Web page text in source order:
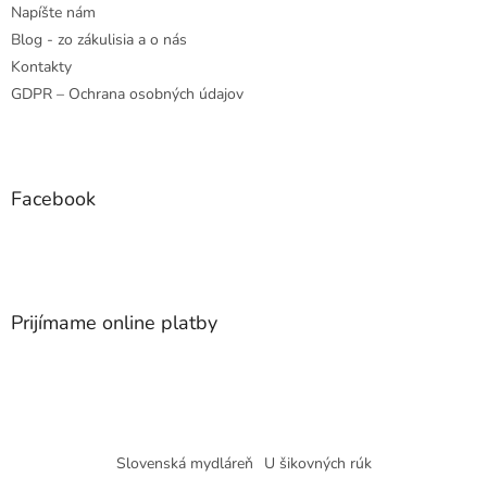
Napíšte nám
Blog - zo zákulisia a o nás
Kontakty
GDPR – Ochrana osobných údajov
Facebook
Prijímame online platby
Slovenská mydláreň U šikovných rúk